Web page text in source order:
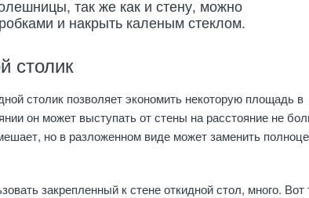
так же как и стену, можно
и накрыть каленым стеклом.
столик
столик позволяет экономить некоторую площадь в
он может выступать от стены на расстояние не
но в разложенном виде может заменить
закрепленный к стене откидной стол, много. Вот